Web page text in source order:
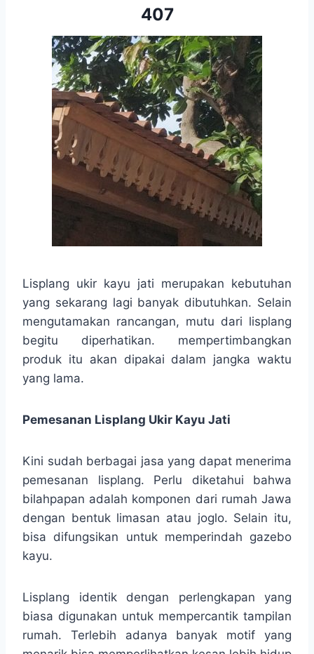
407
Lisplang ukir kayu jati merupakan kebutuhan
yang sekarang lagi banyak dibutuhkan. Selain
mengutamakan rancangan, mutu dari lisplang
begitu diperhatikan. mempertimbangkan
produk itu akan dipakai dalam jangka waktu
yang lama.
Pemesanan Lisplang Ukir Kayu Jati
Kini sudah berbagai jasa yang dapat menerima
pemesanan lisplang. Perlu diketahui bahwa
bilahpapan adalah komponen dari rumah Jawa
dengan bentuk limasan atau joglo. Selain itu,
bisa difungsikan untuk memperindah gazebo
kayu.
Lisplang identik dengan perlengkapan yang
biasa digunakan untuk mempercantik tampilan
rumah. Terlebih adanya banyak motif yang